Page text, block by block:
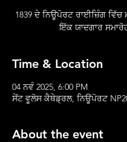
1839 ਦੇ ਨਿਊਪੋਰਟ ਰਾਈਜ਼ਿੰਗ
ਇੱਕ ਯਾਦਗਾਰ
Time & Location
04 ਨਵੰ 2025, 6:00 PM
ਸੇਂਟ ਵੂਲੋਸ ਕੈਥੇਡ੍ਰਲ, ਨਿਊਪੋਰਟ
About the event